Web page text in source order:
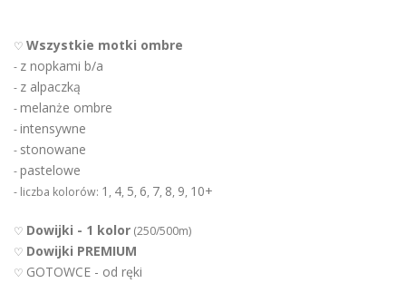
♡ Wszystkie motki ombre
- z nopkami b/a
- z alpaczką
-melanże ombre
-intensywne
- stonowane
-pastelowe
- liczba kolorów: 1 , 4, 5, 6, 7, 8, 9, 10+
♡ Dowijki - 1 kolor (250/500m)
♡ Dowijki PREMIUM
♡ GOTOWCE - od ręki